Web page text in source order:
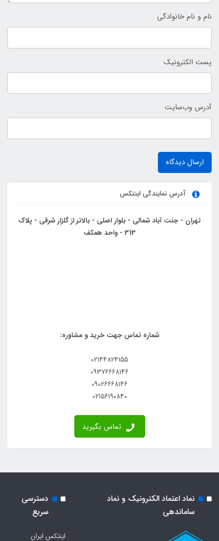
نام و نام خانوادگی
پست الکترونیک
آدرس وب‌سایت
ارسال دیدگاه
آدرس نمایندگی اینتکس
تهران - جنت آباد شمالی - بلوار اصلی - بالاتر از گلزار شرقی - پلاک
313 - واحد همکف
شماره تماس جهت خرید و مشاوره:
02144824155
09376668146
09026668146
02156190840
تماس بگیرید
نماد اعتماد الکترونیک و نماد
ساماندهی
دسترسی
سریع
اینتکس ایران